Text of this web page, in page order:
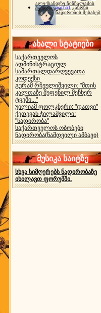
ალექსანდრე ჩინჩალაძის
მემორიალიgocha1 კანონი
ნადირობის შესახებ
ახალი სტატიები
საქართველოს
ადმინისტრაციულ
სამართალდარღვევათა
კოდექსი
გურამ რჩეულიშვილი: "მთის
კალთაზე შეფენილ მეჩხერ
ტყეში..."
უილიამ ფოლკნერი: "დათვი"
ქეთევან ჭილაშვილი:
"ნადირობა"
საქართველოს ობობები
ნადირობა(ნამდვილი ამბავი)
მუსიკა საიტზე
სხვა სიმღერებს ნადირობაზე
იხილავთ ფორუმში.